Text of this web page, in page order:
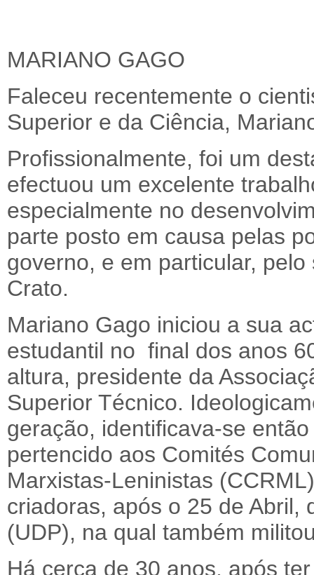
MARIANO GAGO
Faleceu recentemente o
Superior e da Ciência,
Profissionalmente, foi um
efectuou um excelente
especialmente no
parte posto em causa pelas
governo, e em particular,
Crato.
Mariano Gago iniciou a sua
estudantil no final dos anos
altura, presidente da
Superior Técnico.
geração, identificava-se
pertencido aos Comités
Marxistas-Leninistas
criadoras, após o 25 de Abril,
(UDP), na qual também
Há cerca de 30 anos, após